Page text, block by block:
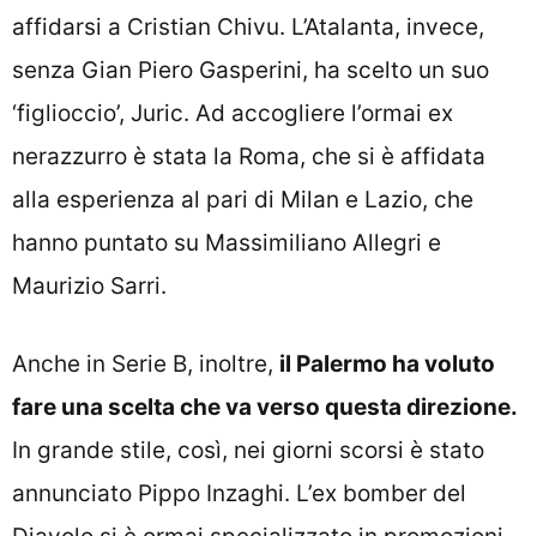
affidarsi a Cristian Chivu. L’Atalanta, invece,
senza Gian Piero Gasperini, ha scelto un suo
‘figlioccio’, Juric. Ad accogliere l’ormai ex
nerazzurro è stata la Roma, che si è affidata
alla esperienza al pari di Milan e Lazio, che
hanno puntato su Massimiliano Allegri e
Maurizio Sarri.
Anche in Serie B, inoltre, il Palermo ha voluto
fare una scelta che va verso questa direzione.
In grande stile, così, nei giorni scorsi è stato
annunciato Pippo Inzaghi. L’ex bomber del